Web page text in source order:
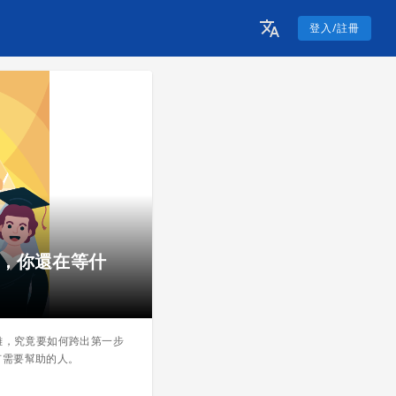
登入/註冊
你還在等什
究竟要如何跨出第一步
要幫助的人。